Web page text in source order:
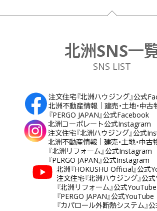
フッター
北洲SNS一
SNS LIST
注文住宅『北洲ハウジング』公式
北洲不動産情報｜建売・土地・中
『PERGO JAPAN』公式Facebook
北洲コーポレート公式Instagram
注文住宅『北洲ハウジング』公式
北洲不動産情報｜建売・土地・中
『北洲リフォーム』公式Instagram
『PERGO JAPAN』公式Instagram
北洲『HOKUSHU Official』公式
注文住宅『北洲ハウジング』公
『北洲リフォーム』公式YouTube
『PERGO JAPAN』公式YouTube
『カパロール外断熱システム』